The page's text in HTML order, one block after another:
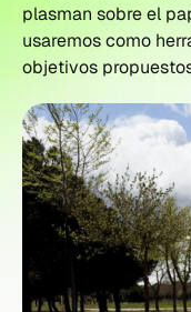
plasman sobre el
usaremos como
objetivos